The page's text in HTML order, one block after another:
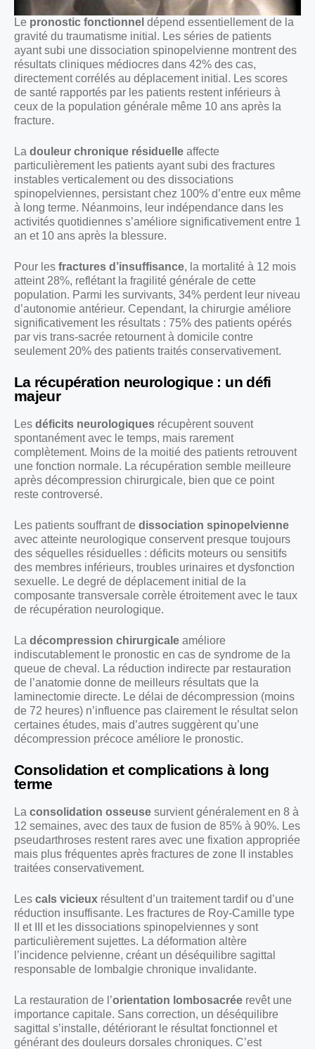
Le pronostic fonctionnel dépend essentiellement de la
gravité du traumatisme initial. Les séries de patients
ayant subi une dissociation spinopelvienne montrent des
résultats cliniques médiocres dans 42% des cas,
directement corrélés au déplacement initial. Les scores
de santé rapportés par les patients restent inférieurs à
ceux de la population générale même 10 ans après la
fracture.
La douleur chronique résiduelle affecte
particulièrement les patients ayant subi des fractures
instables verticalement ou des dissociations
spinopelviennes, persistant chez 100% d’entre eux même
à long terme. Néanmoins, leur indépendance dans les
activités quotidiennes s’améliore significativement entre 1
an et 10 ans après la blessure.
Pour les fractures d’insuffisance, la mortalité à 12 mois
atteint 28%, reflétant la fragilité générale de cette
population. Parmi les survivants, 34% perdent leur niveau
d’autonomie antérieur. Cependant, la chirurgie améliore
significativement les résultats : 75% des patients opérés
par vis trans-sacrée retournent à domicile contre
seulement 20% des patients traités conservativement.
La récupération neurologique : un défi
majeur
Les déficits neurologiques récupèrent souvent
spontanément avec le temps, mais rarement
complètement. Moins de la moitié des patients retrouvent
une fonction normale. La récupération semble meilleure
après décompression chirurgicale, bien que ce point
reste controversé.
Les patients souffrant de dissociation spinopelvienne
avec atteinte neurologique conservent presque toujours
des séquelles résiduelles : déficits moteurs ou sensitifs
des membres inférieurs, troubles urinaires et dysfonction
sexuelle. Le degré de déplacement initial de la
composante transversale corrèle étroitement avec le taux
de récupération neurologique.
La décompression chirurgicale améliore
indiscutablement le pronostic en cas de syndrome de la
queue de cheval. La réduction indirecte par restauration
de l’anatomie donne de meilleurs résultats que la
laminectomie directe. Le délai de décompression (moins
de 72 heures) n’influence pas clairement le résultat selon
certaines études, mais d’autres suggèrent qu’une
décompression précoce améliore le pronostic.
Consolidation et complications à long
terme
La consolidation osseuse survient généralement en 8 à
12 semaines, avec des taux de fusion de 85% à 90%. Les
pseudarthroses restent rares avec une fixation appropriée
mais plus fréquentes après fractures de zone II instables
traitées conservativement.
Les cals vicieux résultent d’un traitement tardif ou d’une
réduction insuffisante. Les fractures de Roy-Camille type
II et III et les dissociations spinopelviennes y sont
particulièrement sujettes. La déformation altère
l’incidence pelvienne, créant un déséquilibre sagittal
responsable de lombalgie chronique invalidante.
La restauration de l’orientation lombosacrée revêt une
importance capitale. Sans correction, un déséquilibre
sagittal s’installe, détériorant le résultat fonctionnel et
générant des douleurs dorsales chroniques. C’est